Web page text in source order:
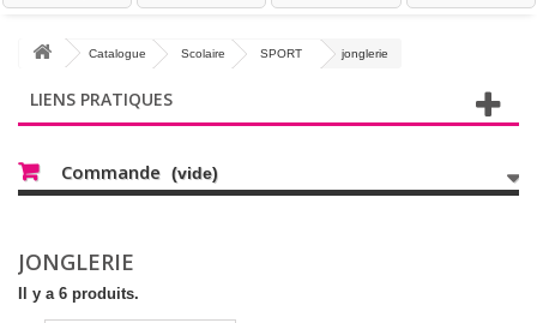
Catalogue Scolaire SPORT jonglerie
LIENS PRATIQUES
Commande (vide)
JONGLERIE
Il y a 6 produits.